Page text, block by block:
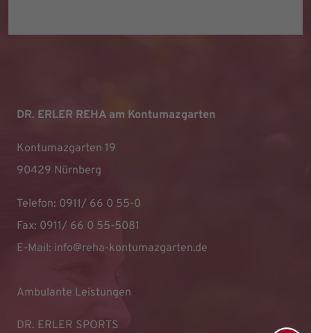
DR. ERLER REHA am Kontumazgarten
Kontumazgarten 19
90429 Nürnberg
Telefon: 0911/ 66 0 55-0
Fax: 0911/ 66 0 55-5081
E-Mail: info@reha-kontumazgarten.de
Ambulante Leistungen
DR. ERLER SPORTS